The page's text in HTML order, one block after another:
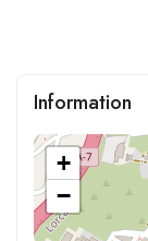
Information
+
−